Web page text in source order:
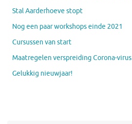
Stal Aarderhoeve stopt
Nog een paar workshops einde 2021
Cursussen van start
Maatregelen verspreiding Corona-virus
Gelukkig nieuwjaar!